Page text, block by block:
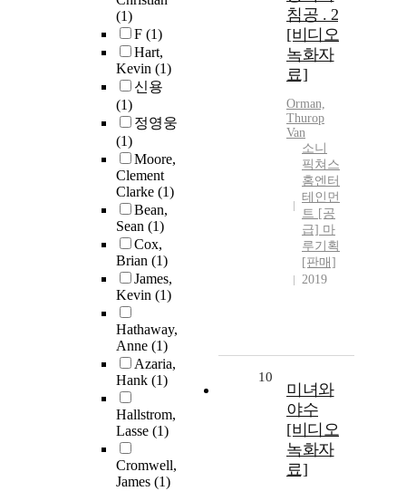
(1)
F (1)
Hart,
Kevin (1)
신용
(1)
정영웅
(1)
Moore,
Clement
Clarke (1)
Bean,
Sean (1)
Cox,
Brian (1)
James,
Kevin (1)
Hathaway,
Anne (1)
Azaria,
Hank (1)
Hallstrom,
Lasse (1)
Cromwell,
James (1)
침공 . 2
[비디오
녹화자
료]
Orman,
Thurop
Van
소니
픽쳐스
홈엔터
테인먼
트 [공
급] 마
루기획
[판매]
2019
10
미녀와
야수
[비디오
녹화자
료]